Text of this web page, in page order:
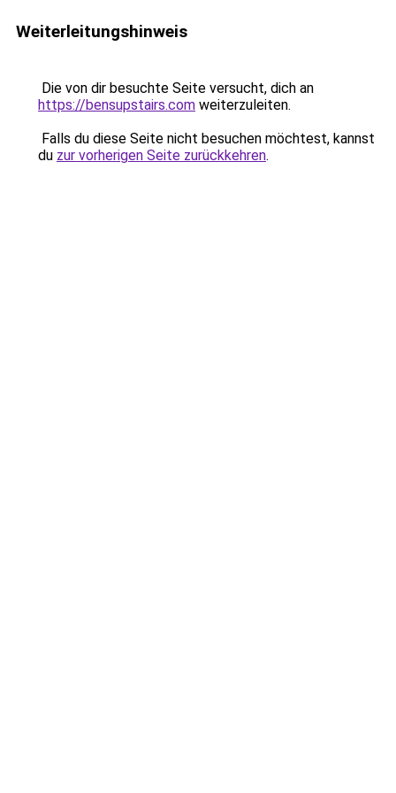
Weiterleitungshinweis
Die von dir besuchte Seite versucht, dich an
https://bensupstairs.com weiterzuleiten.
Falls du diese Seite nicht besuchen möchtest, kannst
du zur vorherigen Seite zurückkehren.